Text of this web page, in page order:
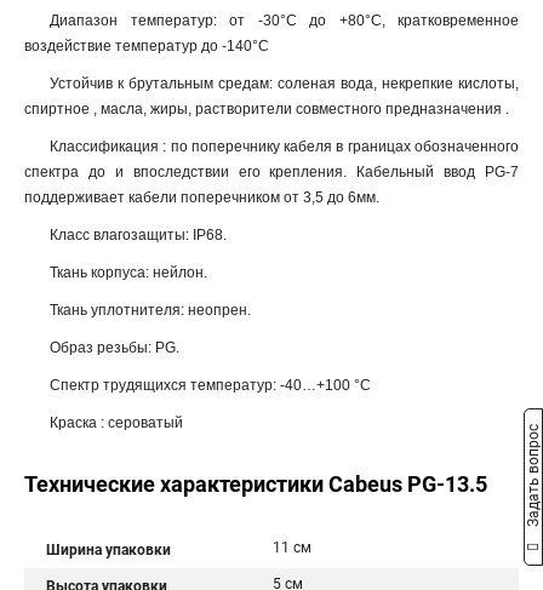
Диапазон температур: от -30°C до +80°C, кратковременное
воздействие температур до -140°С
Устойчив к брутальным средам: соленая вода, некрепкие кислоты,
спиртное , масла, жиры, растворители совместного предназначения .
Классификация : по поперечнику кабеля в границах обозначенного
спектра до и впоследствии его крепления. Кабельный ввод PG-7
поддерживает кабели поперечником от 3,5 до 6мм.
Класс влагозащиты: IP68.
Ткань корпуса: нейлон.
Ткань уплотнителя: неопрен.
Образ резьбы: PG.
Спектр трудящихся температур: -40…+100 °C
Краска : сероватый
Технические характеристики Cabeus PG-13.5
Ширина упаковки 11 см
Высота упаковки 5 см
Задать вопрос